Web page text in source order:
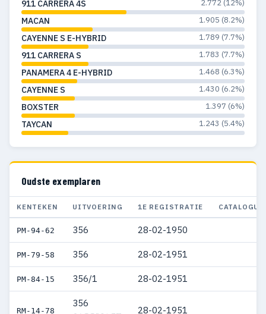
1960 55
1959 41 41
1958 30
1957 52 51
1956 22 20
1955 23
1953
1952 4 4
911 CARRERA 4S 2.772 (12%)
MACAN 1.905 (8.2%)
CAYENNE S E-HYBRID 1.789 (7.7%)
911 CARRERA S 1.783 (7.7%)
PANAMERA 4 E-HYBRID 1.468 (6.3%)
CAYENNE S 1.430 (6.2%)
BOXSTER 1.397 (6%)
TAYCAN 1.243 (5.4%)
Oudste exemplaren
KENTEKEN UITVOERING 1E REGISTRATIE
PM-94-62 356 28-02-1950
PM-79-58 356 28-02-1951
PM-84-15 356/1 28-02-1951
RM-14-78
356
28-02-1951